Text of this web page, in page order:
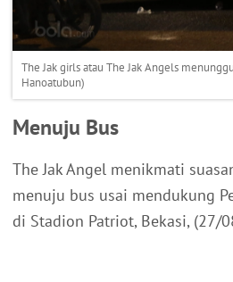
The Jak girls atau The Jak Angels
Hanoatubun)
Menuju Bus
The Jak Angel menikmati
menuju bus usai mendukung
di Stadion Patriot, Bekasi, (27/